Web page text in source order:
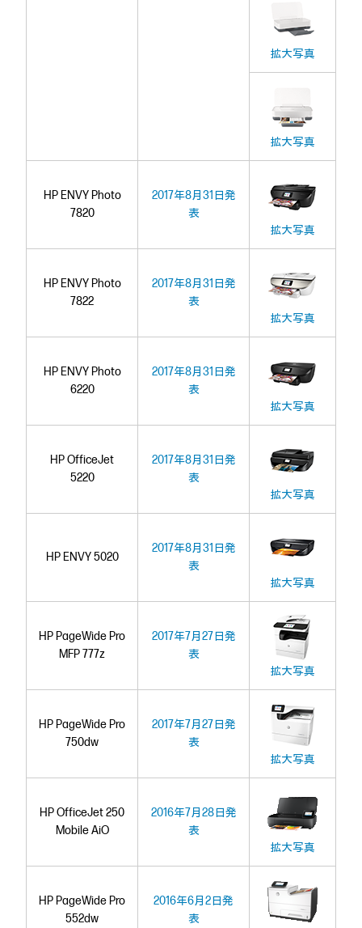
拡大写真
拡大写真
HP ENVY Photo
7820
2017年8月31日発
表
拡大写真
HP ENVY Photo
7822
2017年8月31日発
表
拡大写真
HP ENVY Photo
6220
2017年8月31日発
表
拡大写真
HP OfficeJet
5220
2017年8月31日発
表
拡大写真
HP ENVY 5020
2017年8月31日発
表
拡大写真
HP PageWide Pro
MFP 777z
2017年7月27日発
表
拡大写真
HP PageWide Pro
750dw
2017年7月27日発
表
拡大写真
HP OfficeJet 250
Mobile AiO
2016年7月28日発
表
拡大写真
HP PageWide Pro
552dw
2016年6月2日発
表